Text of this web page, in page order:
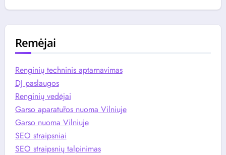
Remėjai
Renginių techninis aptarnavimas
DJ paslaugos
Renginių vedėjai
Garso aparatūros nuoma Vilniuje
Garso nuoma Vilniuje
SEO straipsniai
SEO straipsnių talpinimas